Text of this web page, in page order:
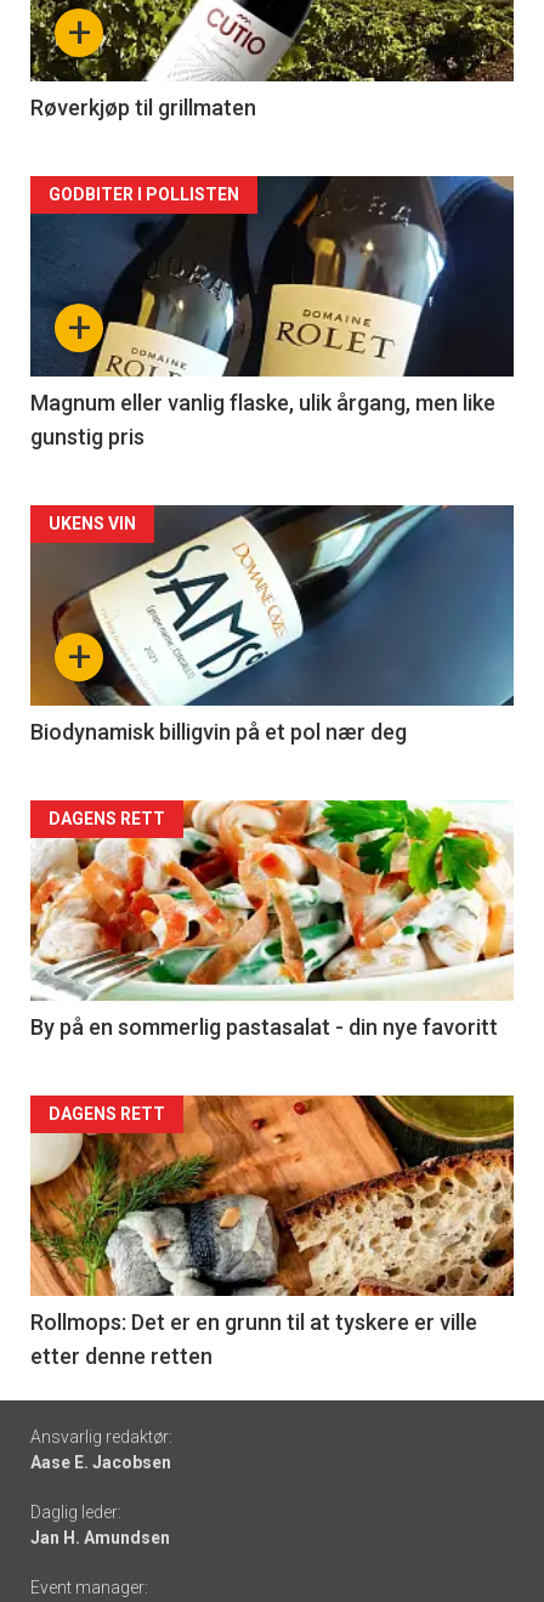
-
2
+
Røverkjøp til grillmaten
Forsiden
akkurat
nå
3
+
GODBITER I POLLISTEN
Magnum eller vanlig flaske, ulik årgang, men like
gunstig pris
Forsiden
akkurat
nå
4
+
UKENS VIN
Biodynamisk billigvin på et pol nær deg
Forsiden
akkurat
nå
-
5
DAGENS RETT
By på en sommerlig pastasalat - din nye favoritt
Forsiden
akkurat
nå
-
6
DAGENS RETT
Rollmops: Det er en grunn til at tyskere er ville
etter denne retten
Footer
-
links
Ansvarlig redaktør:
Aase E. Jacobsen
Daglig leder:
Jan H. Amundsen
Event manager: